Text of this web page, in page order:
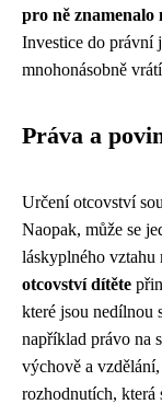
pro ně znamenalo
Investice do právní
mnohonásobně
Práva a
Určení otcovství
Naopak, může se
láskyplného vztahu
otcovství dítěte
které jsou nedílnou
například právo na
výchově a
rozhodnutích, která